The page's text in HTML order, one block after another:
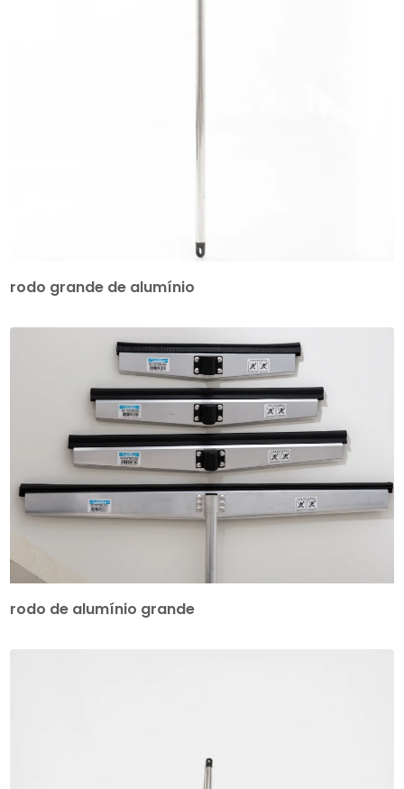
rodo grande de alumínio
rodo de alumínio grande